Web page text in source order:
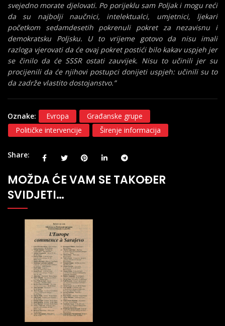
svejedno morate djelovati. Po porijeklu sam Poljak i mogu reći
da su najbolji naučnici, intelektualci, umjetnici, ljekari
početkom sedamdesetih pokrenuli pokret za nezavisnu i
demokratsku Poljsku. U to vrijeme gotovo da nisu imali
razloga vjerovati da će ovaj pokret postići bilo kakav uspjeh jer
se činilo da će SSSR ostati zauvijek. Nisu to učinili jer su
procijenili da će njihovi postupci donijeti uspjeh: učinili su to
da zadrže vlastito dostojanstvo.”
Oznake: Evropa
Građanske grupe
Političke intervencije
Širenje informacija
Share
MOŽDA ĆE VAM SE TAKOĐER
SVIDJETI…